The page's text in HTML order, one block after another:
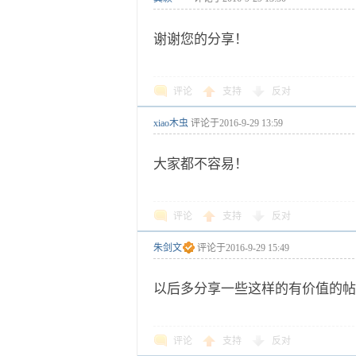
谢谢您的分享！
评论 支持 反对
xiao木虫 评论于2016-9-29 13:59
大家都不容易！
评论 支持 反对
朱剑文 评论于2016-9-29 15:49
以后多分享一些这样的有价值的
评论 支持 反对